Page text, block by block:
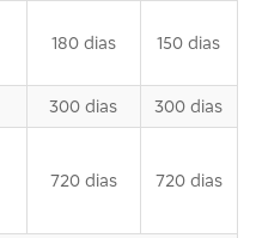
180 dias 150 dias
300 dias 300 dias
720 dias 720 dias